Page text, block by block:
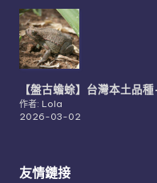
【盤古蟾蜍】台灣本土
作者: Lola
2026-03-02
友情鏈接